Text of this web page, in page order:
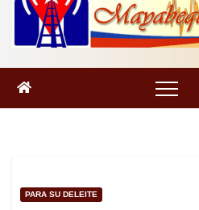
PARA SU DELEITE